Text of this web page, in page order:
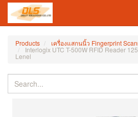
Products เครื่องแสกนนิ้ว Fingerprint
Interlogix UTC T-500W RFID Reader
Lenel